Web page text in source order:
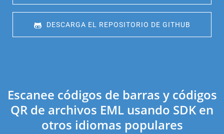
DESCARGA EL REPOSITORIO DE GITHUB
Escanee códigos de barras y códigos
QR de archivos EML usando SDK en
otros idiomas populares